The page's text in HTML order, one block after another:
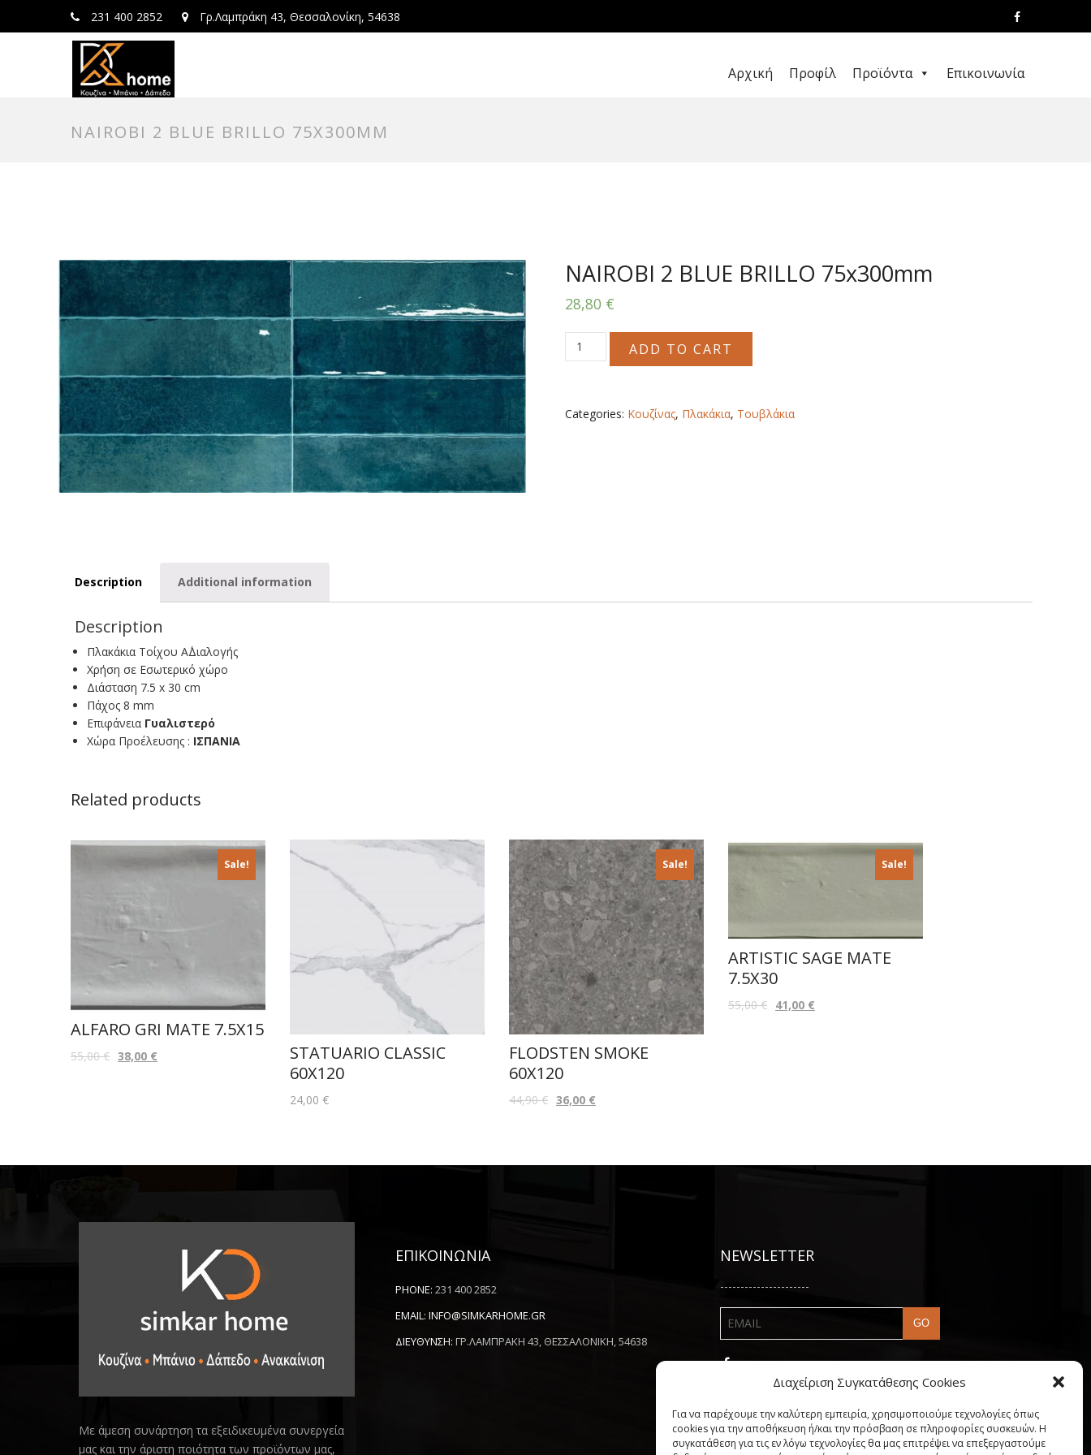
Διαχείριση Συγκατάθεσης Cookies
Για να παρέχουμε την καλύτερη εμπειρία, χρησιμοποιούμε τεχνολογίες όπως
cookies για την αποθήκευση ή/και την πρόσβαση σε πληροφορίες συσκευών. Η
συγκατάθεση για τις εν λόγω τεχνολογίες θα μας επιτρέψει να επεξεργαστούμε
231 400 2852 Γρ.Λαμπράκη 43, Θεσσαλονίκη, 54638
Αρχική Προφίλ Προϊόντα Επικοινωνία
NAIROBI 2 BLUE BRILLO 75X300MM
NAIROBI 2 BLUE BRILLO 75x300mm
28,80 €
NAIROBI
2
75x300mm
quantity
ADD TO CART
Categories: Κουζίνας, Πλακάκια, Τουβλάκια
Description Additional information
Description
Πλακάκια Τοίχου Α΄Διαλογής
Χρήση σε Εσωτερικό χώρο
Διάσταση 7.5 x 30 cm
Πάχος 8 mm
Επιφάνεια Γυαλιστερό
Χώρα Προέλευσης : ΙΣΠΑΝΙΑ
Related products
Sale!
ALFARO GRI MATE 7.5X15
55,00€ 38,00 €
STATUARIO CLASSIC
60X120
24,00 €
Sale!
FLODSTEN SMOKE
60X120
44,90€ 36,00 €
Sale!
ARTISTIC SAGE MATE
7.5X30
55,00€ 41,00 €
Με άμεση συνάρτηση τα εξειδικευμένα συνεργεία
μας και την άριστη ποιότητα των προϊόντων μας,
ΕΠΙΚΟΙΝΩΝΙΑ
PHONE: 231 400 2852
EMAIL: INFO@SIMKARHOME.GR
ΔΙΕΥΘΥΝΣΗ: ΓΡ.ΛΑΜΠΡΑΚΗ 43, ΘΕΣΣΑΛΟΝΙΚΗ, 54638
NEWSLETTER
----------------------